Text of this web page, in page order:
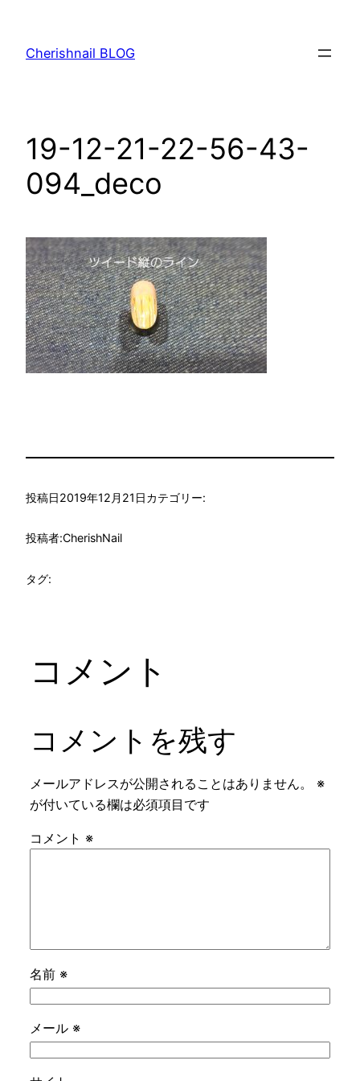
Cherishnail BLOG
19-12-21-22-56-43-
094_deco
投稿日2019年12月21日カテゴリー:
投稿者:CherishNail
タグ:
コメント
コメントを残す
メールアドレスが公開されることはありません。
※
が付いている欄は必須項目です
コメント ※
名前 ※
メール ※